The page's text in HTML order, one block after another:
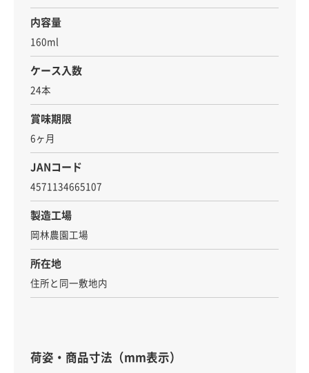
内容量
160ml
ケース入数
24本
賞味期限
6ヶ月
JANコード
4571134665107
製造工場
岡林農園工場
所在地
住所と同一敷地内
荷姿・商品寸法（mm表示）